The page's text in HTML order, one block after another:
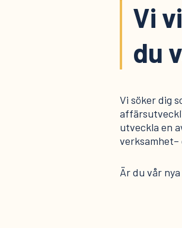
Vi
du
Vi söker dig
utveckla en
verksamhet–
Är du vår